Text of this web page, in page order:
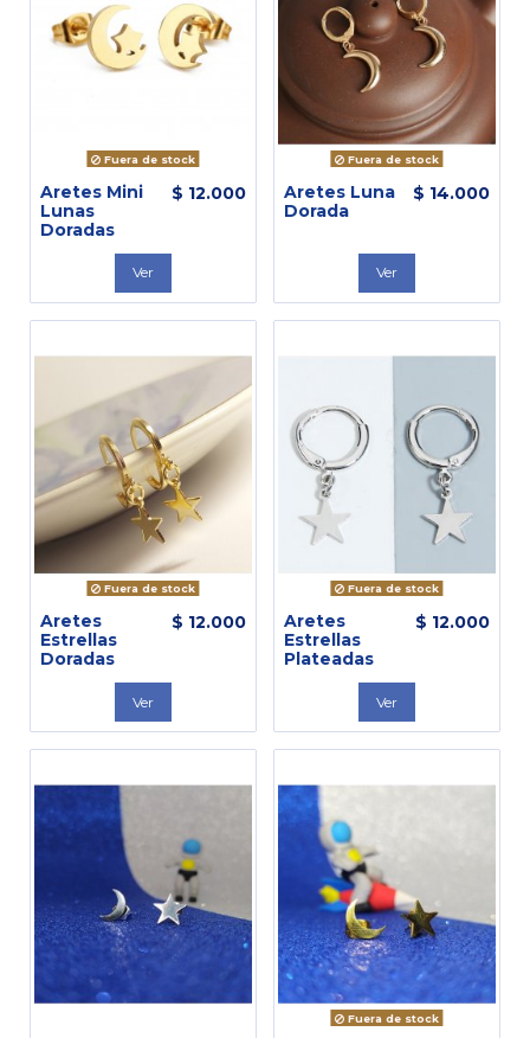
Fuera de stock
Aretes Mini
Lunas
Doradas
$ 12.000
Ver
Fuera de stock
Aretes Luna
Dorada
$ 14.000
Ver
Fuera de stock
Aretes
Estrellas
Doradas
$ 12.000
Ver
Fuera de stock
Aretes
Estrellas
Plateadas
$ 12.000
Ver
Fuera de stock